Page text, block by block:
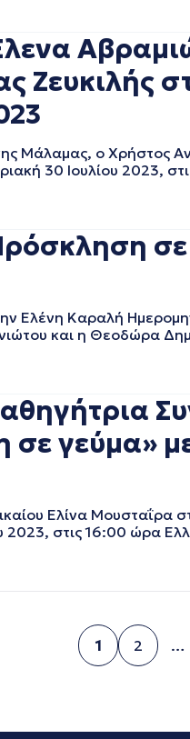
Ζευκιλής
ο Χρήστος
30 Ιουλίου 2023,
σε
Καραλή
και η Θεοδώρα
γεύμα»
Ελίνα Μουσταΐρα
στις 16:00 ώρα
Σελίδα
1
Σελίδα
2
…